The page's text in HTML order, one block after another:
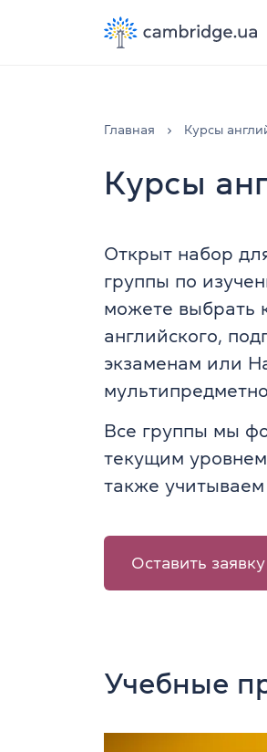
Главная Курсы
Курсы
Открыт набор
группы по
можете выбрать
английского,
экзаменам или
Все группы мы
текущим
также
Оставить заявку
Учебные